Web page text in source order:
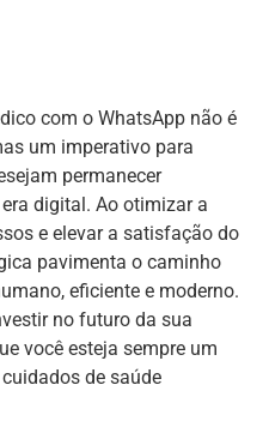
com o WhatsApp não é
um imperativo para
permanecer
digital. Ao otimizar a
e elevar a satisfação do
pavimenta o caminho
eficiente e moderno.
no futuro da sua
você esteja sempre um
de saúde